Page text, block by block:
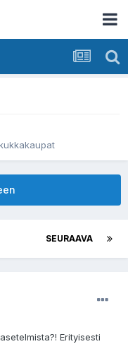
SEURAAVA
Erityisesti